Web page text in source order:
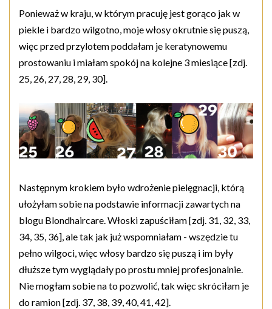
Ponieważ w kraju, w którym pracuję jest gorąco jak w
piekle i bardzo wilgotno, moje włosy okrutnie się puszą,
więc przed przylotem poddałam je keratynowemu
prostowaniu i miałam spokój na kolejne 3 miesiące [zdj.
25, 26, 27, 28, 29, 30].
Następnym krokiem było wdrożenie pielęgnacji, którą
ułożyłam sobie na podstawie informacji zawartych na
blogu Blondhaircare. Włoski zapuściłam [zdj. 31, 32, 33,
34, 35, 36], ale tak jak już wspomniałam - wszędzie tu
pełno wilgoci, więc włosy bardzo się puszą i im były
dłuższe tym wyglądały po prostu mniej profesjonalnie.
Nie mogłam sobie na to pozwolić, tak więc skróciłam je
do ramion [zdj. 37, 38, 39, 40, 41, 42].